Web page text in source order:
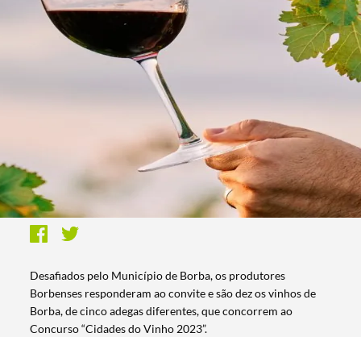
Desafiados pelo Município de Borba, os produtores
Borbenses responderam ao convite e são dez os vinhos de
Borba, de cinco adegas diferentes, que concorrem ao
Concurso “Cidades do Vinho 2023”.